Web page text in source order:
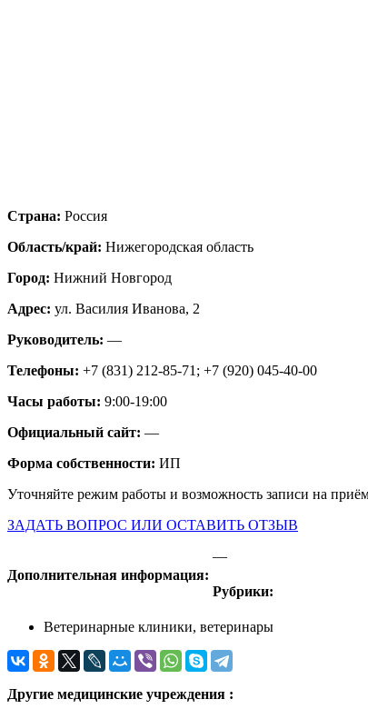
Страна: Россия
Область/край: Нижегородская область
Город: Нижний Новгород
Адрес: ул. Василия Иванова, 2
Руководитель: —
Телефоны: +7 (831) 212-85-71; +7 (920) 045-40-00
Часы работы: 9:00-19:00
Официальный сайт: —
Форма собственности: ИП
Уточняйте режим работы и возможность записи на
ЗАДАТЬ ВОПРОС ИЛИ ОСТАВИТЬ ОТЗЫВ
Дополнительная информация:
—
Рубрики:
Ветеринарные клиники, ветеринары
Другие медицинские учреждения :